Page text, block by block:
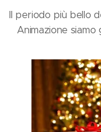
Il periodo più bello
Animazione siamo